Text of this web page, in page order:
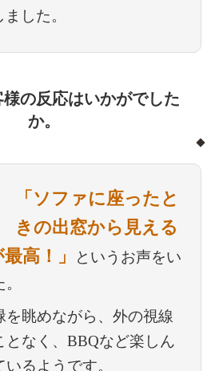
した。
の反応はいかがでした
か。
「ソファに座ったと
きの出窓から見える
高！」
というお声をい
を眺めながら、外の視線
となく、BBQなど楽しん
るようです。